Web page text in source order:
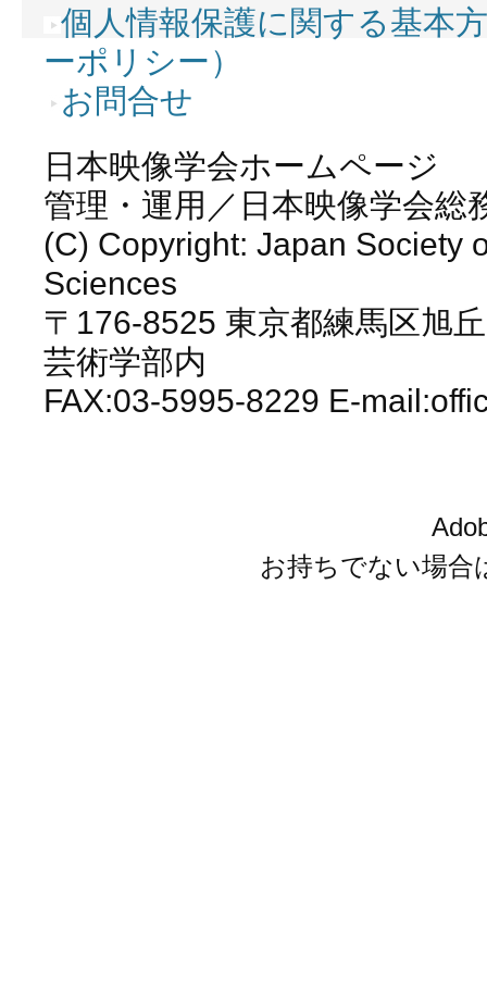
個人情報保護に関する基本
ーポリシー）
お問合せ
日本映像学会ホームページ
管理・運用／日本映像学会総
(C) Copyright: Japan Society
Sciences
〒176-8525 東京都練馬区旭
芸術学部内
FAX:03-5995-8229 E-
お持ちでない場合